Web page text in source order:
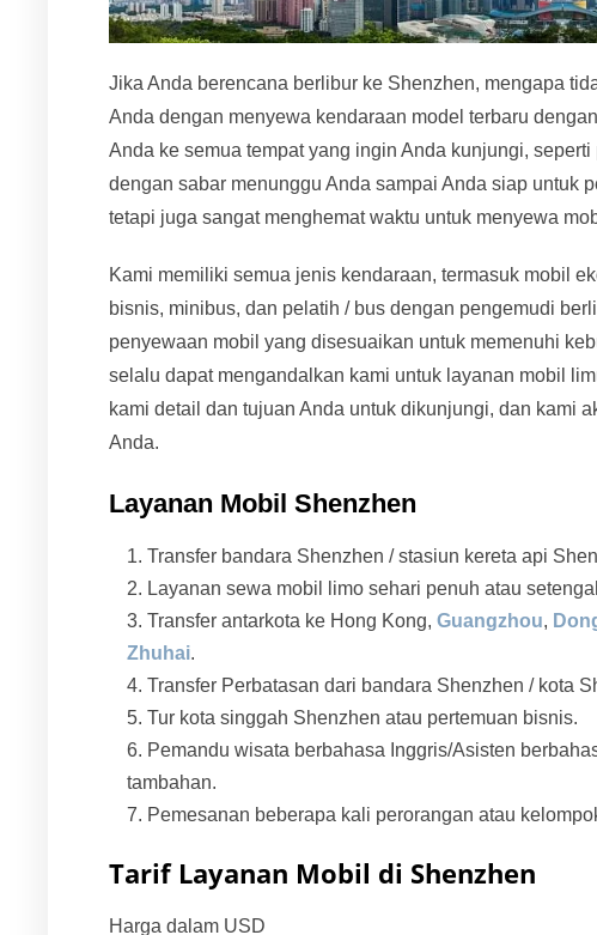
Jika Anda berencana berlibur ke Shenzhen, mengapa
Anda dengan menyewa kendaraan model terbaru
Anda ke semua tempat yang ingin Anda kunjungi,
dengan sabar menunggu Anda sampai Anda siap untuk
tetapi juga sangat menghemat waktu untuk menyewa
Kami memiliki semua jenis kendaraan, termasuk mobil
bisnis, minibus, dan pelatih / bus dengan pengemudi
penyewaan mobil yang disesuaikan untuk memenuhi
selalu dapat mengandalkan kami untuk layanan mobil
kami detail dan tujuan Anda untuk dikunjungi, dan kami
Anda.
Layanan Mobil Shenzhen
Transfer bandara Shenzhen / stasiun kereta api
Layanan sewa mobil limo sehari penuh atau
Transfer antarkota ke Hong Kong, Guangzhou,
Zhuhai.
Transfer Perbatasan dari bandara Shenzhen / kota
Tur kota singgah Shenzhen atau pertemuan bisnis.
Pemandu wisata berbahasa Inggris/Asisten
tambahan.
Pemesanan beberapa kali perorangan atau
Tarif Layanan Mobil di Shenzhen
Harga dalam USD